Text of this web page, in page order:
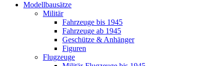
Modellbausätze
Militär
Fahrzeuge bis 1945
Fahrzeuge ab 1945
Geschütze & Anhänger
Figuren
Flugzeuge